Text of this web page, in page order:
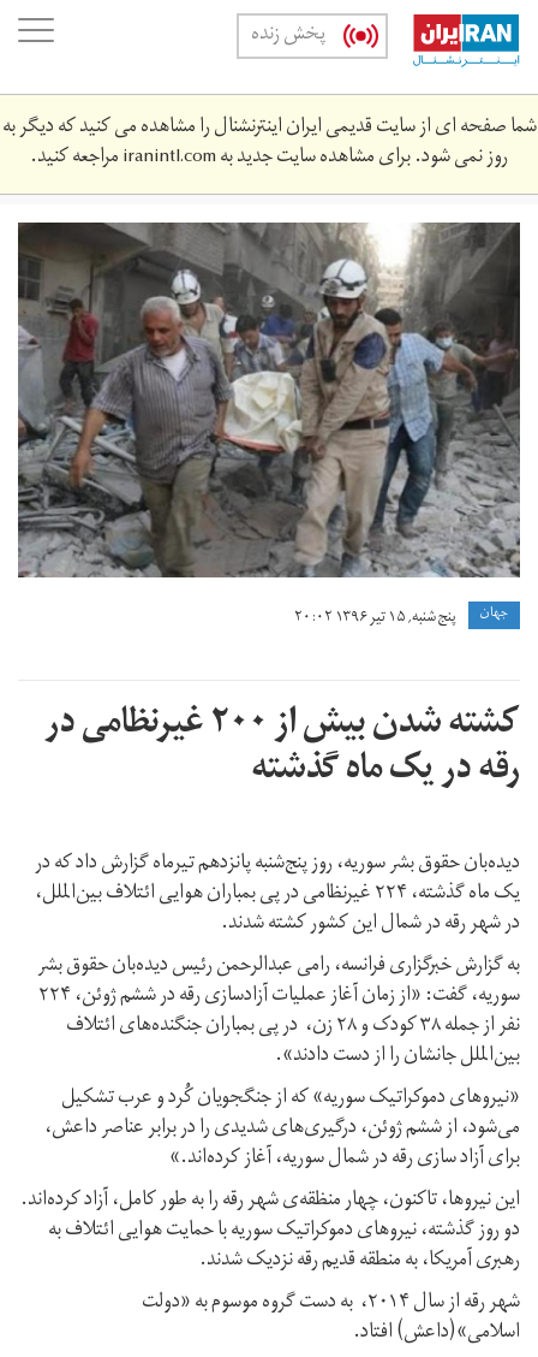
Skip
main
content
پخش زنده
شما صفحه ای از سایت قدیمی ایران اینترنشنال را مشاهده می کنید که دیگر به
روز نمی شود. برای مشاهده سایت جدید بهiranintl.comمراجعه کنید.
unnamed_2.jpg
جهان پنج شنبه, ۱۵ تیر ۱۳۹۶ ۲۰:۰۲
کشته شدن بیش از ۲۰۰ غیرنظامی در
رقه در یک ماه گذشته
دیده‌بان حقوق بشر سوریه، روز پنج‌شنبه پانزدهم تیرماه‌ گزارش داد که در
یک ماه گذشته، ۲۲۴ غیرنظامی در پی بمباران هوایی ائتلاف بین‌الملل،
در شهر رقه در شمال این کشور کشته شدند.
به گزارش خبرگزاری فرانسه، رامی عبدالرحمن رئیس دیده‌بان حقوق بشر
سوریه، گفت: «از زمان آغاز عملیات آزاد‌سازی رقه در ششم ژوئن، ۲۲۴
نفر از جمله ۳۸ کودک و ۲۸ زن، در پی بمباران جنگنده‌های ائتلاف
بین‌الملل جانشان را از دست دادند».
«نیروهای دموکراتیک سوریه» که از جنگجویان کُرد و عرب تشکیل
می‌شود، از ششم ژوئن، درگیری‌های شدیدی را در برابر عناصر داعش،
برای آزاد سازی رقه در شمال سوریه، آغاز کرده‌اند‌.»
این نیروها، تاکنون، چهار منظقه‌ی شهر رقه را به طور کامل، آزاد کرده‌اند.
دو روز گذشته، نیروهای دموکراتیک سوریه با حمایت هوایی ائتلاف به
رهبری آمریکا، به منطقه قدیم رقه نزدیک شدند.
شهر رقه از سال ۲۰۱۴، به دست گروه موسوم به «دولت
اسلامی»(داعش) افتاد.